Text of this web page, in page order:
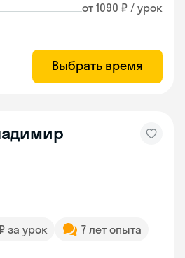
от 1090 ₽ / урок
Выбрать время
за урок
7 лет опыта